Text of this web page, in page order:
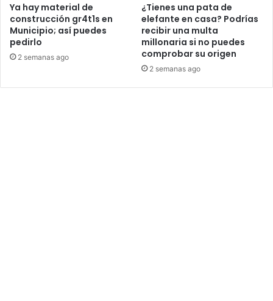
Ya hay material de
construcción gr4t1s en
Municipio; así puedes
pedirlo
2 semanas ago
¿Tienes una pata de
elefante en casa? Podrías
recibir una multa
millonaria si no puedes
comprobar su origen
2 semanas ago